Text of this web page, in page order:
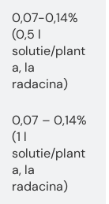
0,07-0,14%
(0,5 l
solutie/plant
a, la
radacina)
0,07 – 0,14%
(1 l
solutie/plant
a, la
radacina)